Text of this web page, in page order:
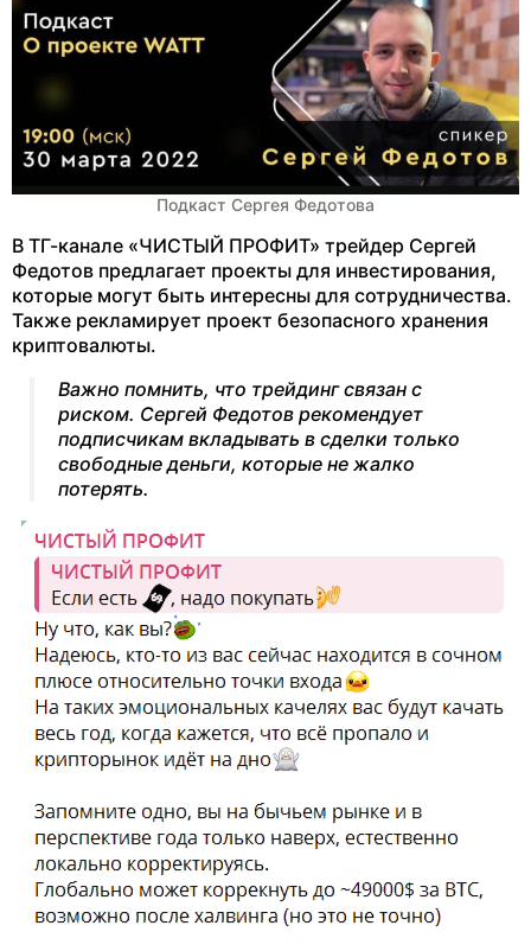
Подкаст Сергея Федотова
В ТГ-канале «ЧИСТЫЙ ПРОФИТ» трейдер Сергей
Федотов предлагает проекты для инвестирования,
которые могут быть интересны для сотрудничества.
Также рекламирует проект безопасного хранения
криптовалюты.
Важно помнить, что трейдинг связан с
риском. Сергей Федотов рекомендует
подписчикам вкладывать в сделки только
свободные деньги, которые не жалко
потерять.